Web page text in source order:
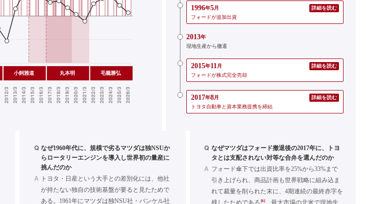
1996年5月
詳細を読む
フォードが追加出資
2013年
現地生産から撤退
2015年11月
詳細を読む
フォードが株式完全売却
2017年8月
詳細を読む
トヨタ自動車と資本業務提携を締結
Q なぜ1960年代に、規模で劣るマツダは独NSUか
らロータリーエンジンを導入し世界初の量産に
挑んだのか
A
トヨタ・日産という大手との差別化には、他社
が持たない独自の技術基盤が要ると見たためで
ある。1961年にマツダは独NSU社・バンケル社
Q なぜマツダはフォード撤退後の2017年に、トヨ
タとは支配されない対等な合弁を選んだのか
A フォード傘下では出資比率を25%から33%まで
引き上げられ、商品計画も世界戦略に組み込ま
れて裁量を削られた末に、4期連続の最終赤字を
残したためである [6]。最大市場の北米で現地生